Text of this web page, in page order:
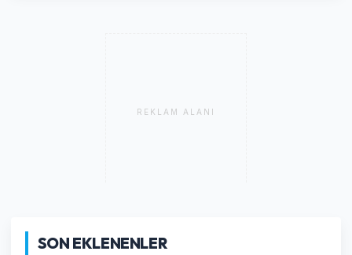
REKLAM ALANI
SON EKLENENLER